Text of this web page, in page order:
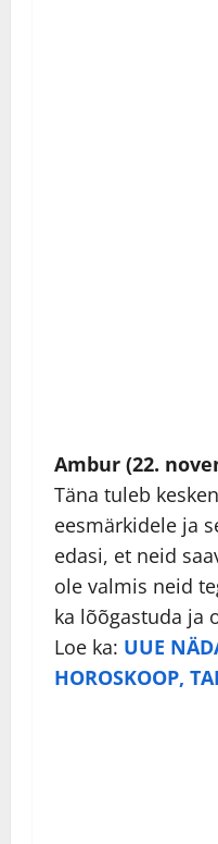
Ambur (22.
Täna tuleb
eesmärkidele ja
edasi, et neid
ole valmis neid
ka lõõgastuda ja
Loe ka: UUE
HOROSKOOP,